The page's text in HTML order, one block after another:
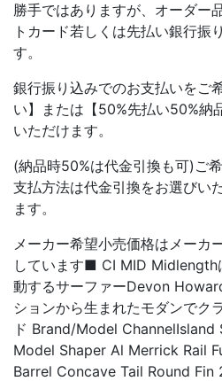
勝手ではありますが、オーダー
トカード若しくは先払い銀行振
す。
銀行振り込みでのお支払いをご
い】または【50%先払い50%納
いただけます。
(納品時50%は代金引換も可)ご
支払方法は代金引換をお選びい
ます。
メーカー希望小売価格はメーカ
しています■ CI MID Midlength
動するサーファーDevon
ションから生まれたモダンでク
ド Brand/Model
Model Shaper Al Merrick
Barrel Concave Tail Round